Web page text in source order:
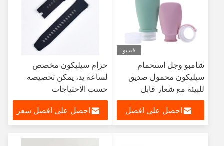
فيديو
شامبو وجل استحمام
سيليكون محمول صديق
للبيئة مع شعار قابل
للتخصيص
احصل على افضل
حزام سيليكون مخصص
لساعة يد، يمكن تخصيصه
حسب الاحتياجات
احصل على افضل سعر